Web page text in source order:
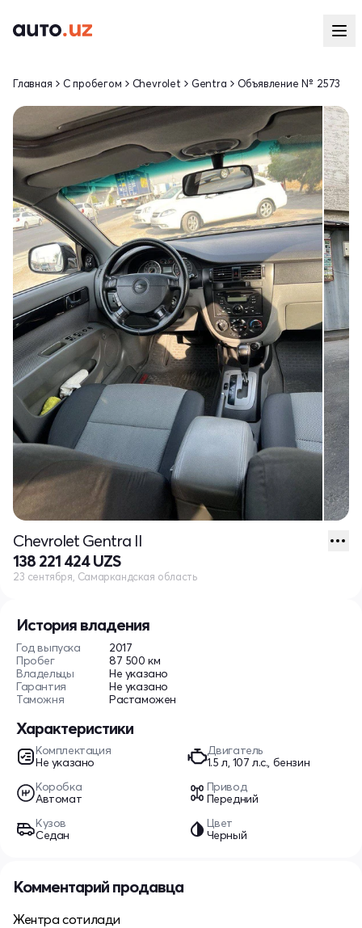
История владения
Год выпуска
2017
Пробег
87 500 км
Владельцы
Не указано
Гарантия
Не указано
Таможня
Растаможен
Характеристики
Комплектация
Не указано
Двигатель
1.5 л, 107 л.с., бензин
Коробка
Автомат
Привод
Передний
Кузов
Седан
Цвет
Черный
Главная С пробегом Chevrolet Gentra Объявление № 2573
Chevrolet Gentra II
138 221 424 UZS
23 сентября, Самаркандская область
Комментарий продавца
Жентра сотилади